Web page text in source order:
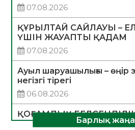
07.08.2026
ҚҰРЫЛТАЙ САЙЛАУЫ –
ҮШІН ЖАУАПТЫ ҚАДАМ
07.08.2026
Ауыл шаруашылығы – өңір
негізгі тірегі
06.08.2026
ҚОҒАМДЫҚ
ДАМУЫНЫҢ НЕГІЗІ
Барлық